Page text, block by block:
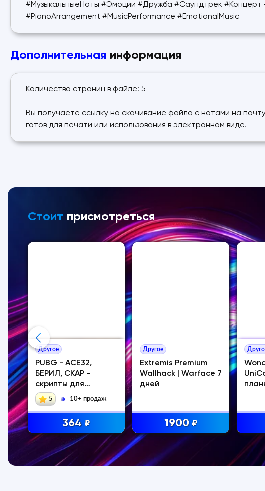
#МузыкальныеНоты #Эмоции #Дружба #Саундтрек #Концерт
#PianoArrangement #MusicPerformance #EmotionalMusic
Дополнительная информация
Количество страниц в файле: 5
Вы получаете ссылку на скачивание файла с нотами на
готов для печати или использования в электронном виде.
Стоит присмотреться
Другое
PUBG - ACE32,
БЕРИЛ, СКАР -
скрипты для
logitech
5 10+ продаж
364 ₽
Другое
Extremis Premium
Wallhack | Warface 7
дней
1900 ₽